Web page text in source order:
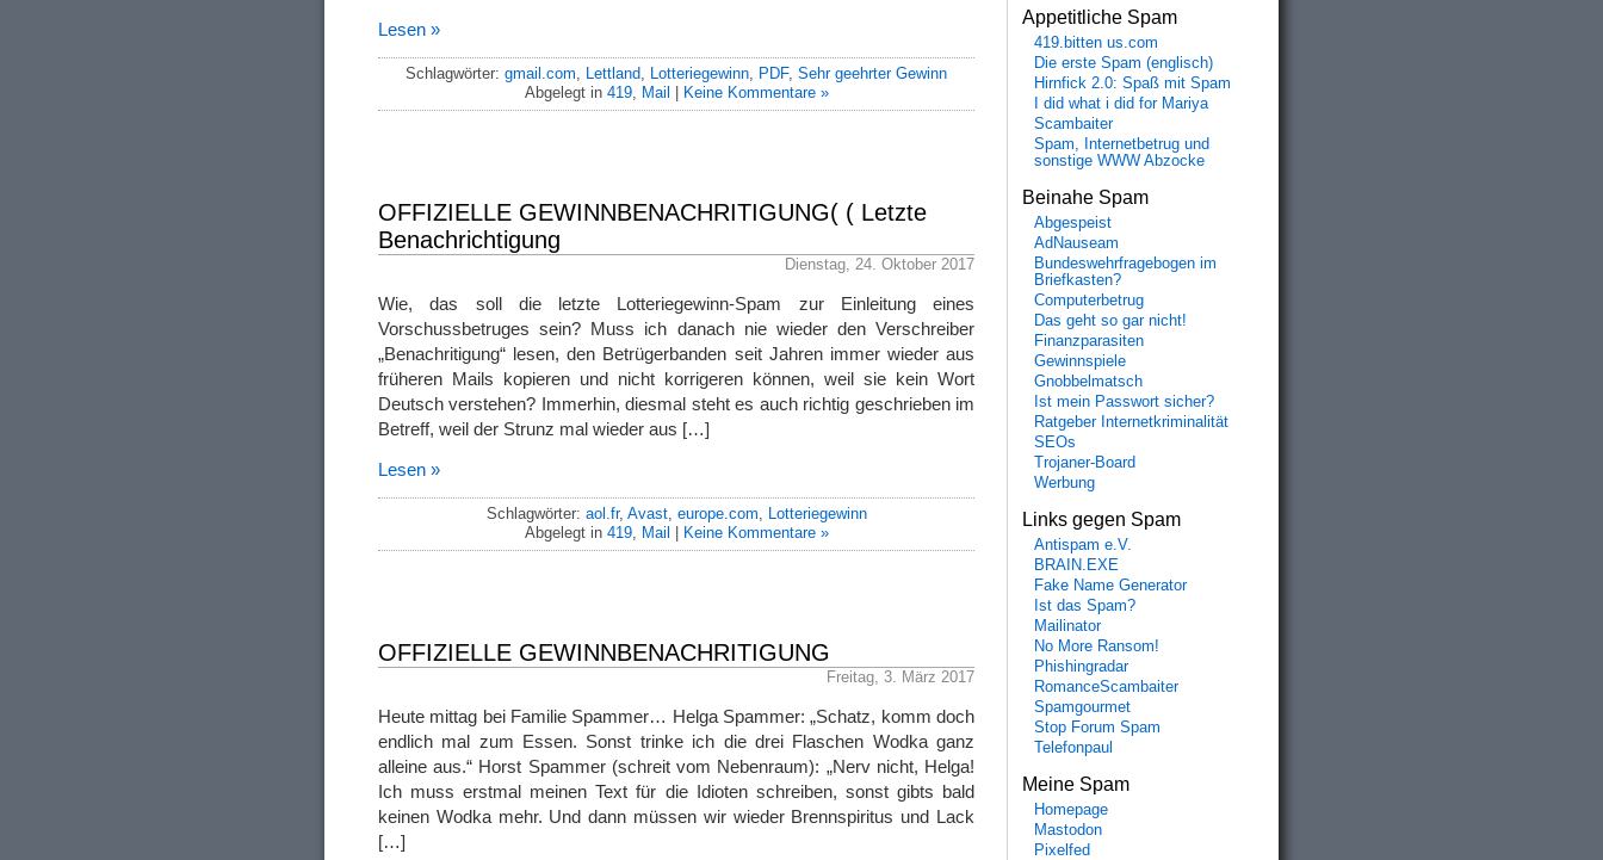
Lesen »
Schlagwörter: gmail.com Lettland Lotteriegewinn PDF, Sehr geehrter Gewinn
Abgelegt in 419, Mail | Keine Kommentare »
OFFIZIELLE GEWINNBENACHRITIGUNG( ( Letzte
Benachrichtigung
Dienstag, 24. Oktober 2017
Wie, das soll die letzte Lotteriegewinn-Spam zur Einleitung eines
Vorschussbetruges sein? Muss ich danach nie wieder den Verschreiber
„Benachritigung“ lesen, den Betrügerbanden seit Jahren immer wieder aus
früheren Mails kopieren und nicht korrigeren können, weil sie kein Wort
Deutsch verstehen? Immerhin, diesmal steht es auch richtig geschrieben im
Betreff, weil der Strunz mal wieder aus […]
Lesen »
Schlagwörter: aol.fr, Avast, europe.com, Lotteriegewinn
Abgelegt in 419, Mail Keine Kommentare »
OFFIZIELLE GEWINNBENACHRITIGUNG
Freitag, 3. März 2017
Heute mittag bei Familie Spammer… Helga Spammer: „Schatz, komm doch
endlich mal zum Essen. Sonst trinke ich die drei Flaschen Wodka ganz
alleine aus.“ Horst Spammer (schreit vom Nebenraum): „Nerv nicht, Helga!
Ich muss erstmal meinen Text für die Idioten schreiben, sonst gibts bald
keinen Wodka mehr. Und dann müssen wir wieder Brennspiritus und Lack
[…]
Appetitliche Spam
419.bitten us.com
Die erste Spam (englisch)
Hirnfick 2.0: Spaß mit Spam
I did what i did for Mariya
Scambaiter
Spam, Internetbetrug und
sonstige WWW Abzocke
Beinahe Spam
Abgespeist
AdNauseam
Bundeswehrfragebogen im
Briefkasten?
Computerbetrug
Das geht so gar nicht!
Finanzparasiten
Gewinnspiele
Gnobbelmatsch
Ist mein Passwort sicher?
Ratgeber Internetkriminalität
SEOs
Trojaner-Board
Werbung
Links gegen Spam
Antispam e.V.
BRAIN.EXE
Fake Name Generator
Ist das Spam?
Mailinator
No More Ransom!
Phishingradar
RomanceScambaiter
Spamgourmet
Stop Forum Spam
Telefonpaul
Meine Spam
Homepage
Mastodon
Pixelfed